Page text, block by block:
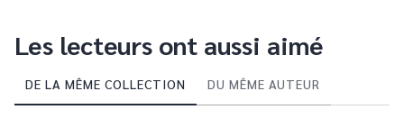
Les lecteurs ont aussi aimé
DE LA MÊME COLLECTION DU MÊME AUTEUR